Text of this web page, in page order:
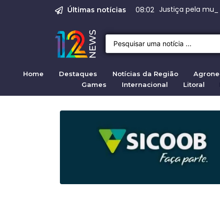
Últimas notícias 08:02 Justiça pela
Justiça para
Justiça pela
Quirno destaca
Operação Sem
Home Destaques Notícias da Região
Games
Internacional Litoral